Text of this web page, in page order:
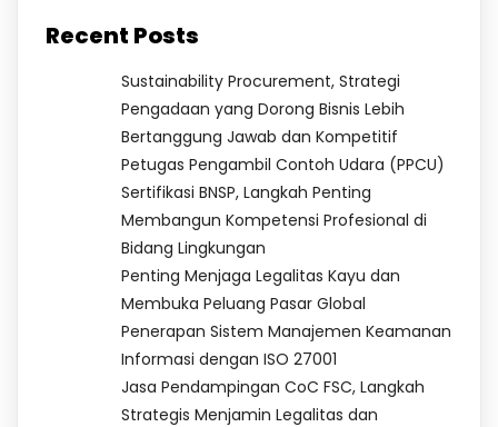
Recent Posts
Sustainability Procurement, Strategi
Pengadaan yang Dorong Bisnis Lebih
Bertanggung Jawab dan Kompetitif
Petugas Pengambil Contoh Udara (PPCU)
Sertifikasi BNSP, Langkah Penting
Membangun Kompetensi Profesional di
Bidang Lingkungan
Penting Menjaga Legalitas Kayu dan
Membuka Peluang Pasar Global
Penerapan Sistem Manajemen Keamanan
Informasi dengan ISO 27001
Jasa Pendampingan CoC FSC, Langkah
Strategis Menjamin Legalitas dan